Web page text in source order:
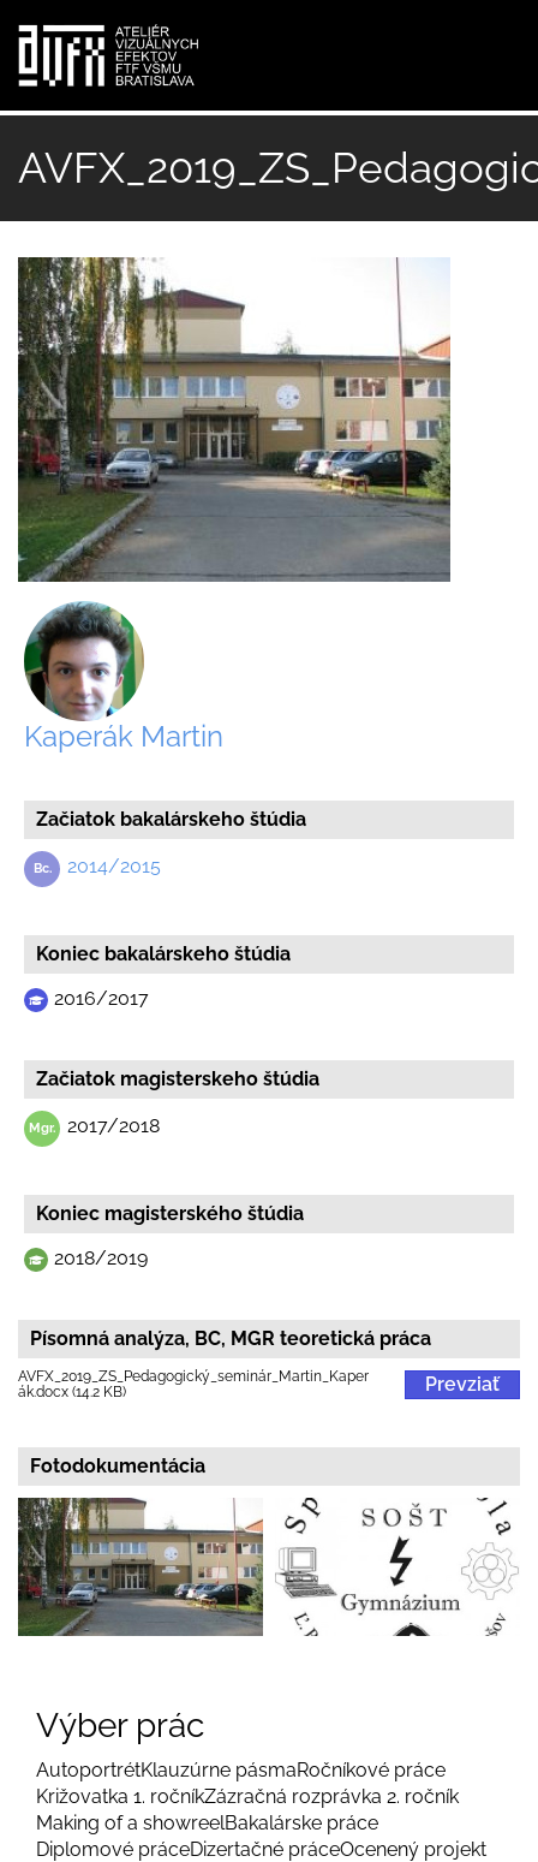
hlavný
Kaperák Martin
Začiatok bakalárskeho štúdia
2014/2015
Koniec bakalárskeho štúdia
2016/2017
Začiatok magisterskeho štúdia
2017/2018
Koniec magisterského štúdia
2018/2019
Písomná analýza, BC, MGR teoretická práca
AVFX_2019_ZS_Pedagogický_seminár_Martin_Kaper
ák.docx (14.2 KB)
Prevziať
Fotodokumentácia
Výber prác
AutoportrétKlauzúrne pásmaRočníkové práce
Križovatka 1. ročníkZázračná rozprávka 2. ročník
Making of a showreelBakalárske práce
Diplomové práceDizertačné práceOcenený projekt